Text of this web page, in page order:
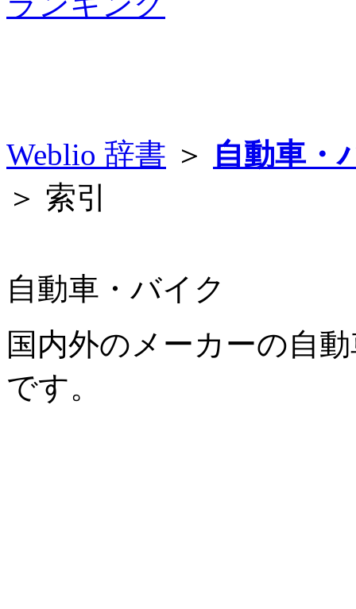
Weblio 辞書 ＞ 自動車・
＞ 索引
自動車・バイク
国内外のメーカーの自
です。